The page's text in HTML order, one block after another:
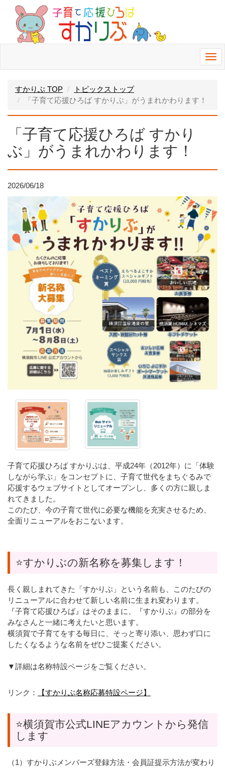
すかりぶ TOP
トピックストップ
「子育て応援ひろば すかりぶ」がうまれかわります！
「子育て応援ひろば すかり
ぶ」がうまれかわります！
2026/06/18
子育て応援ひろば すかりぶは、平成24年（2012年）に「体験
しながら学ぶ」をコンセプトに、子育て世代をまちぐるみで
応援するウェブサイトとしてオープンし、多くの方に親しま
れてきました。
このたび、今の子育て世代に必要な機能を充実させるため、
全面リニューアルをおこないます。
⭐すかりぶの新名称を募集します！
長く親しまれてきた「すかりぶ」という名前も、このたびの
リニューアルに合わせて新しい名前に生まれ変わります。
『子育て応援ひろば』はそのままに、『すかりぶ』の部分を
みなさんと一緒に考えたいと思います。
横須賀で子育てをする毎日に、そっと寄り添い、思わず口に
したくなるような名前をぜひご提案ください。
▼詳細は名称特設ページをご覧ください。
リンク： 【すかりぶ名称応募特設ページ】
⭐横須賀市公式LINEアカウントから発信
します
（1）すかりぶメンバーズ登録方法・会員証提示方法が変わり